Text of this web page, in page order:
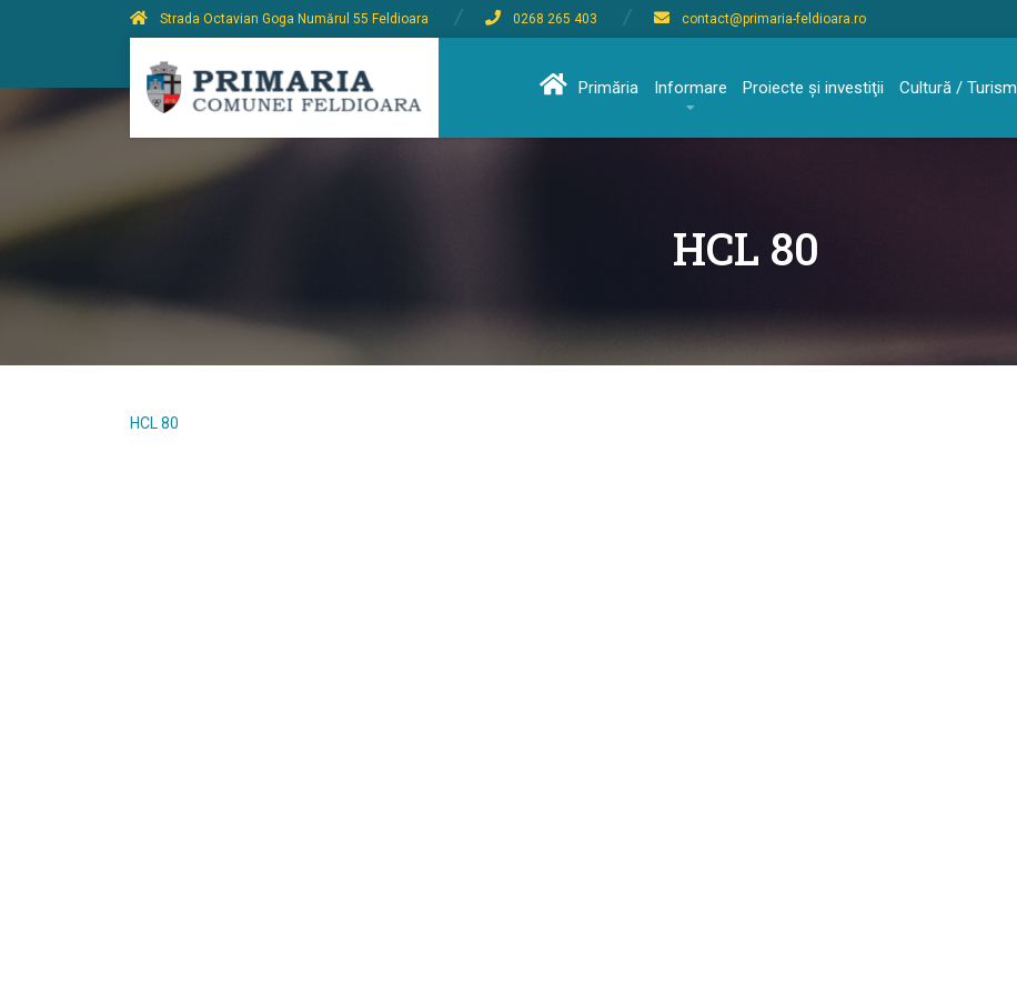
Strada Octavian Goga Numărul 55 Feldioara 0268 265 403 contact@primaria-feldioara.ro
Primăria Informare Proiecte şi investiţii Cultură / Turism
HCL 80
HCL 80